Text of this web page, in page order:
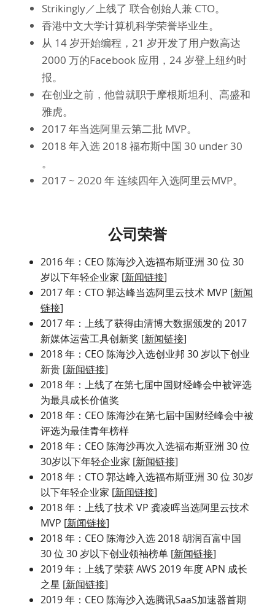
Strikingly／上线了 联合创始人兼 CTO。
香港中文大学计算机科学荣誉毕业生。
从 14 岁开始编程，21 岁开发了用户数高达
2000 万的Facebook 应用，24 岁登上纽约时
报。
在创业之前，他曾就职于摩根斯坦利、高盛和
雅虎。
2017 年当选阿里云第二批 MVP。
2018 年入选 2018 福布斯中国 30 under 30
。
2017 ~ 2020 年 连续四年入选阿里云MVP。
公司荣誉
2016 年：CEO 陈海沙入选福布斯亚洲 30 位 30
岁以下年轻企业家 [新闻链接]
2017 年：CTO 郭达峰当选阿里云技术 MVP [新闻
链接]
2017 年：上线了获得由清博大数据颁发的 2017
新媒体运营工具创新奖 [新闻链接]
2018 年：CEO 陈海沙入选创业邦 30 岁以下创业
新贵 [新闻链接]
2018 年：上线了在第七届中国财经峰会中被评选
为最具成长价值奖
2018 年：CEO 陈海沙在第七届中国财经峰会中被
评选为最佳青年榜样
2018 年：CEO 陈海沙再次入选福布斯亚洲 30 位
30岁以下年轻企业家 [新闻链接]
2018 年：CTO 郭达峰入选福布斯亚洲 30 位 30岁
以下年轻企业家 [新闻链接]
2018 年：上线了技术 VP 龚凌晖当选阿里云技术
MVP [新闻链接]
2018 年：CEO 陈海沙入选 2018 胡润百富中国
30 位 30 岁以下创业领袖榜单 [新闻链接]
2019 年：上线了荣获 AWS 2019 年度 APN 成长
之星 [新闻链接]
2019 年：CEO 陈海沙入选腾讯SaaS加速器首期